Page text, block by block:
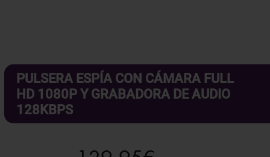
PULSERA ESPÍA CON CÁMARA FULL
HD 1080P Y GRABADORA DE AUDIO
128KBPS